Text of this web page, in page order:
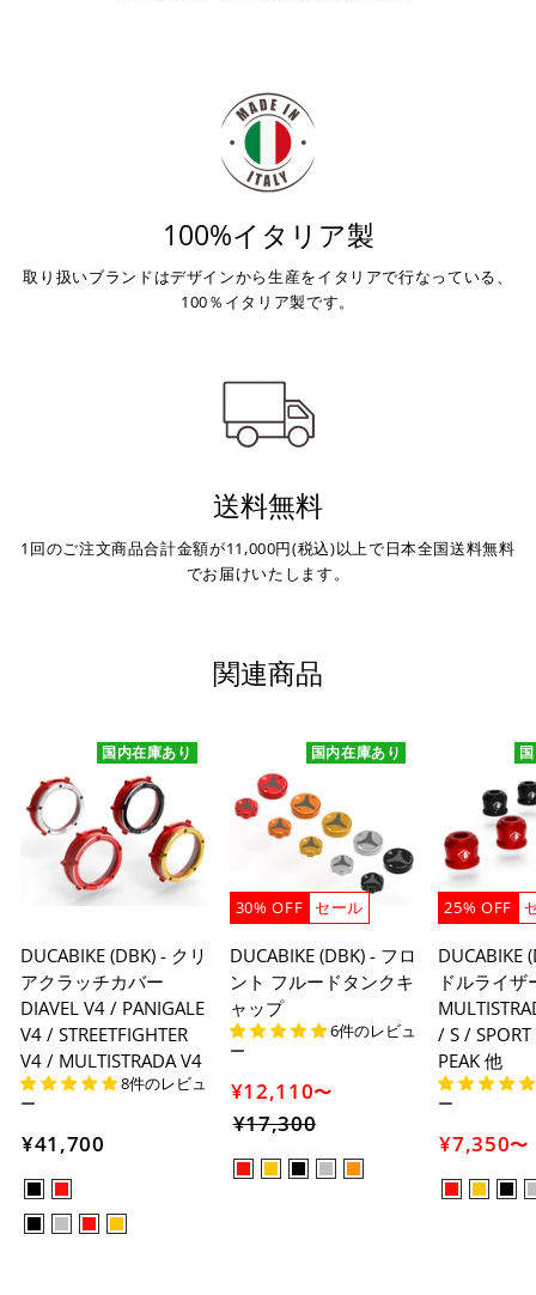
上記コンビニでお支払い頂けます。
入金確認が取れ次第、商品を手配させて頂きます。
り、万が一過ぎてしまった場合は自動でご注文はキャン
セルとなります。
※ お支払いは現金のみとなります。
ご注文時に情報をお知らせ致しますので、指定の口座に
※ お支払期限はご注文日より7日以内とさせて頂いてお
※ 振込手数料はご負担ください。
100%イタリア製
取り扱いブランドはデザインから生産をイタリアで行なっている、
100％イタリア製です。
送料無料
1回のご注文商品合計金額が11,000円(税込)以上で日本全国送料無料
でお届けいたします。
関連商品
国内在庫あり
DUCABIKE (DBK) - クリ
アクラッチカバー
DIAVEL V4 / PANIGALE
V4 / STREETFIGHTER
V4 / MULTISTRADA V4
8件のレビュ
ー
¥41,700
30% OFF セール
国内在庫あり
DUCABIKE (DBK) - フロ
ント フルードタンクキ
ャップ
6件のレビュ
ー
¥12,110〜
¥17,300セ
ー
ル
25% OFF
DUCABIKE
ドルライザ
/ S / SPORT
PEAK 他
ー
¥7,350〜